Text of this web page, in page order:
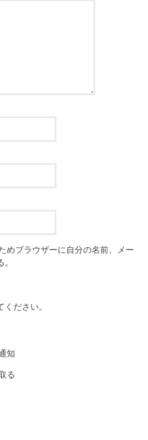
めブラウザーに自分の名前、メー
ださい。
知
る